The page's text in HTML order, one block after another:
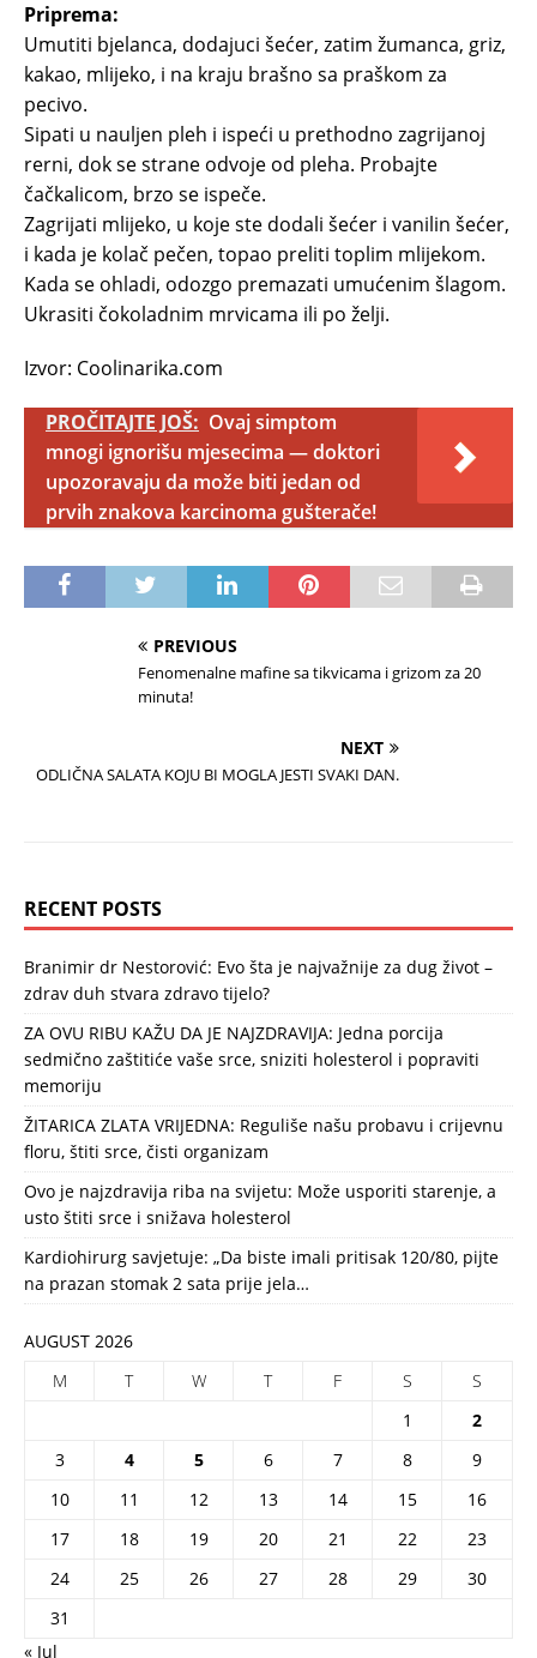
Priprema:
Umutiti bjelanca, dodajuci šećer, zatim žumanca, griz,
kakao, mlijeko, i na kraju brašno sa praškom za
pecivo.
Sipati u nauljen pleh i ispeći u prethodno zagrijanoj
rerni, dok se strane odvoje od pleha. Probajte
čačkalicom, brzo se ispeče.
Zagrijati mlijeko, u koje ste dodali šećer i vanilin šećer,
i kada je kolač pečen, topao preliti toplim mlijekom.
Kada se ohladi, odozgo premazati umućenim šlagom.
Ukrasiti čokoladnim mrvicama ili po želji.
Izvor: Coolinarika.com
PROČITAJTE JOŠ: Ovaj simptom
mnogi ignorišu mjesecima — doktori
upozoravaju da može biti jedan od
prvih znakova karcinoma gušterače!
PREVIOUS
Fenomenalne mafine sa tikvicama i grizom za 20
minuta!
NEXT
ODLIČNA SALATA KOJU BI MOGLA JESTI SVAKI DAN.
RECENT POSTS
Branimir dr Nestorović: Evo šta je najvažnije za dug život –
zdrav duh stvara zdravo tijelo?
ZA OVU RIBU KAŽU DA JE NAJZDRAVIJA: Jedna porcija
sedmično zaštitiće vaše srce, sniziti holesterol i popraviti
memoriju
ŽITARICA ZLATA VRIJEDNA: Reguliše našu probavu i crijevnu
floru, štiti srce, čisti organizam
Ovo je najzdravija riba na svijetu: Može usporiti starenje, a
usto štiti srce i snižava holesterol
Kardiohirurg savjetuje: „Da biste imali pritisak 120/80, pijte
na prazan stomak 2 sata prije jela…
AUGUST 2026
M
T W T F S
S
1
2
3
4 5 6 7 8
9
10
11 12 13 14 15
16
17
18 19 20 21 22
23
24
25 26 27 28 29
30
31
« Jul